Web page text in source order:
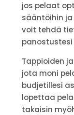
jos pelaat
sääntöihin
voit tehdä
Tappioiden
jota moni
budjetillesi
lopettaa
takaisin